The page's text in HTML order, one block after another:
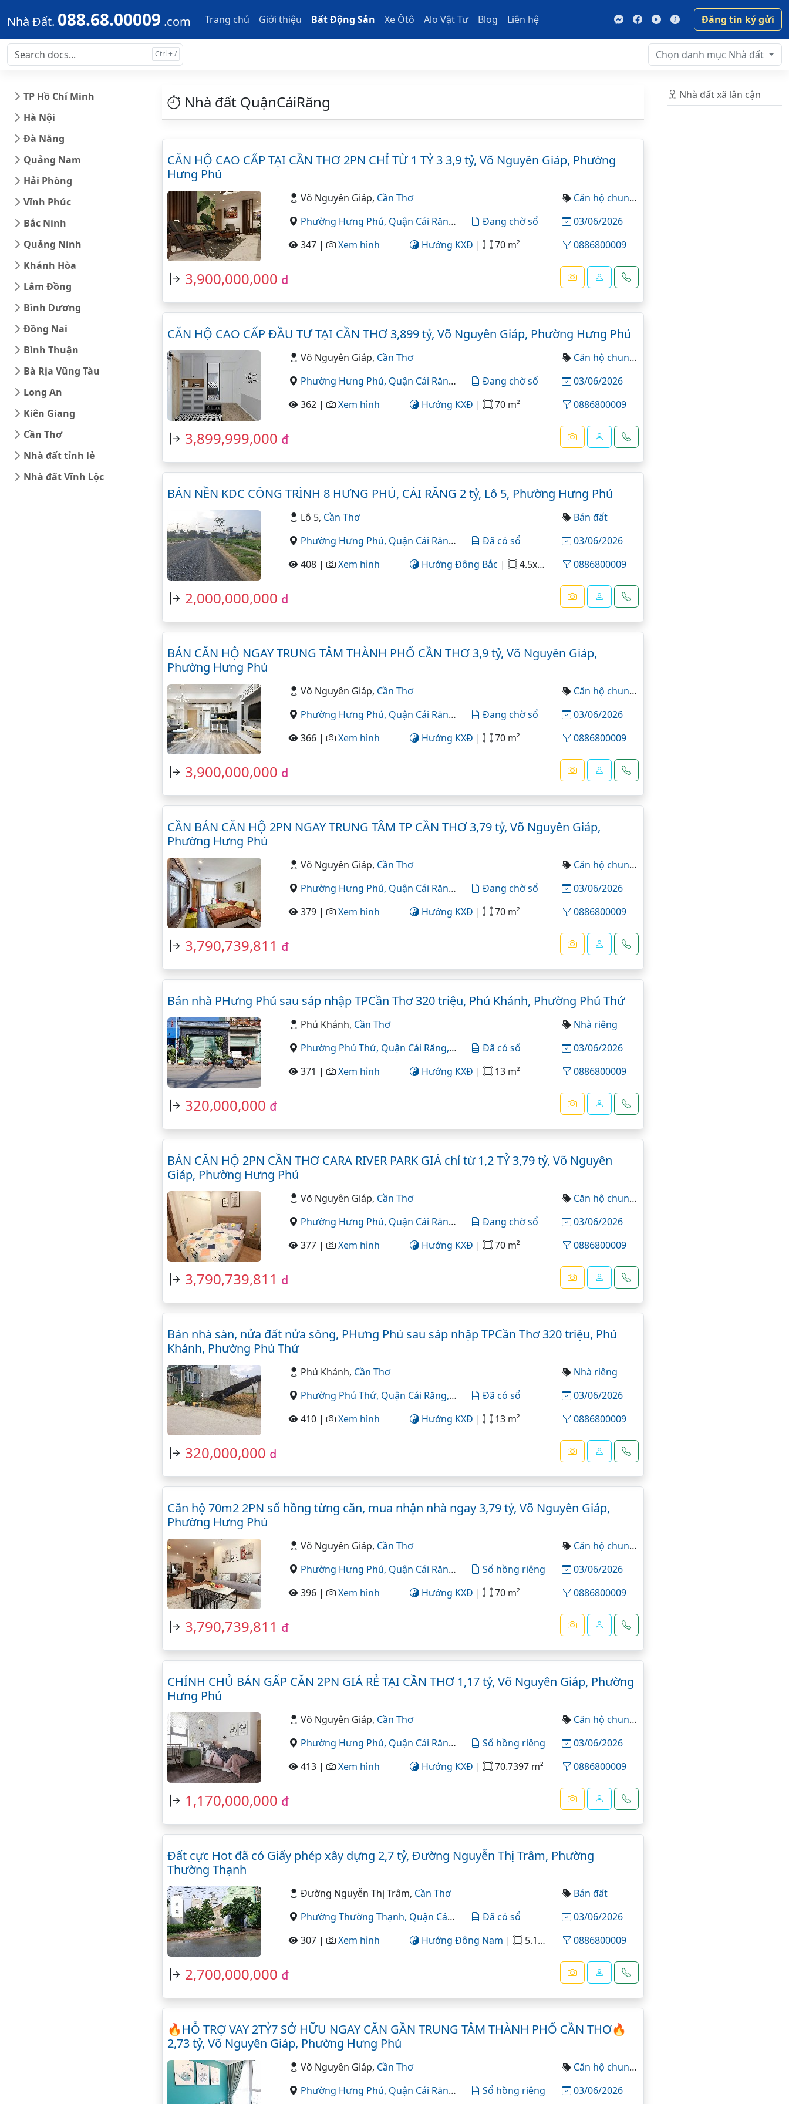
Skip to main content Skip to docs navigation
Nhà Đất. 088.68.00009 .com Trang chủ Giới thiệu Bất Động Sản Xe Ôtô Alo Vật Tư Blog Liên hệ Đăng tin ký gửi
Chọn danh mục Nhà đất
TP Hồ Chí Minh
Hà Nội
Đà Nẵng
Quảng Nam
Hải Phòng
Vĩnh Phúc
Bắc Ninh
Quảng Ninh
Khánh Hòa
Lâm Đồng
Bình Dương
Đồng Nai
Bình Thuận
Bà Rịa Vũng Tàu
Long An
Kiên Giang
Cần Thơ
Nhà đất tỉnh lẻ
Nhà đất Vĩnh Lộc
Nhà đất QuậnCáiRăng
CĂN HỘ CAO CẤP TẠI CẦN THƠ 2PN CHỈ TỪ 1 TỶ 3 3,9 tỷ, Võ Nguyên Giáp, Phường
Hưng Phú
Võ Nguyên Giáp, Cần Thơ
Căn hộ chung cư
Phường Hưng Phú, Quận Cái Răng, Cần ThơĐang chờ sổ
03/06/2026
347 |
Xem hình Hướng KXĐ | 70 m² 0886800009
3,900,000,000 đ
CĂN HỘ CAO CẤP ĐẦU TƯ TẠI CẦN THƠ 3,899 tỷ, Võ Nguyên Giáp, Phường Hưng Phú
Võ Nguyên Giáp, Cần Thơ
Căn hộ chung cư
Phường Hưng Phú, Quận Cái Răng, Cần ThơĐang chờ sổ
03/06/2026
362 |
Xem hình Hướng KXĐ | 70 m² 0886800009
3,899,999,000 đ
BÁN NỀN KDC CÔNG TRÌNH 8 HƯNG PHÚ, CÁI RĂNG 2 tỷ, Lô 5, Phường Hưng Phú
Lô 5, Cần Thơ
Bán đất
Phường Hưng Phú, Quận Cái Răng, Cần ThơĐã có sổ
03/06/2026
408 |
Xem hình Hướng Đông Bắc | 4.5x18.8999=85.25 m² 0886800009
2,000,000,000 đ
BÁN CĂN HỘ NGAY TRUNG TÂM THÀNH PHỐ CẦN THƠ 3,9 tỷ, Võ Nguyên Giáp,
Phường Hưng Phú
Võ Nguyên Giáp, Cần Thơ
Căn hộ chung cư
Phường Hưng Phú, Quận Cái Răng, Cần ThơĐang chờ sổ
03/06/2026
366 |
Xem hình Hướng KXĐ | 70 m² 0886800009
3,900,000,000 đ
CẦN BÁN CĂN HỘ 2PN NGAY TRUNG TÂM TP CẦN THƠ 3,79 tỷ, Võ Nguyên Giáp,
Phường Hưng Phú
Võ Nguyên Giáp, Cần Thơ
Căn hộ chung cư
Phường Hưng Phú, Quận Cái Răng, Cần ThơĐang chờ sổ
03/06/2026
379 |
Xem hình Hướng KXĐ | 70 m² 0886800009
3,790,739,811 đ
Bán nhà PHưng Phú sau sáp nhập TPCần Thơ 320 triệu, Phú Khánh, Phường Phú Thứ
Phú Khánh, Cần Thơ
Nhà riêng
Phường Phú Thứ, Quận Cái Răng, Cần ThơĐã có sổ
03/06/2026
371 |
Xem hình Hướng KXĐ | 13 m² 0886800009
320,000,000 đ
BÁN CĂN HỘ 2PN CẦN THƠ CARA RIVER PARK GIÁ chỉ từ 1,2 TỶ 3,79 tỷ, Võ Nguyên
Giáp, Phường Hưng Phú
Võ Nguyên Giáp, Cần Thơ
Căn hộ chung cư
Phường Hưng Phú, Quận Cái Răng, Cần ThơĐang chờ sổ
03/06/2026
377 |
Xem hình Hướng KXĐ | 70 m² 0886800009
3,790,739,811 đ
Bán nhà sàn, nửa đất nửa sông, PHưng Phú sau sáp nhập TPCần Thơ 320 triệu, Phú
Khánh, Phường Phú Thứ
Phú Khánh, Cần Thơ
Nhà riêng
Phường Phú Thứ, Quận Cái Răng, Cần ThơĐã có sổ
03/06/2026
410 |
Xem hình Hướng KXĐ | 13 m² 0886800009
320,000,000 đ
Căn hộ 70m2 2PN sổ hồng từng căn, mua nhận nhà ngay 3,79 tỷ, Võ Nguyên Giáp,
Phường Hưng Phú
Võ Nguyên Giáp, Cần Thơ
Căn hộ chung cư
Phường Hưng Phú, Quận Cái Răng, Cần ThơSổ hồng riêng
03/06/2026
396 |
Xem hình Hướng KXĐ | 70 m² 0886800009
3,790,739,811 đ
CHÍNH CHỦ BÁN GẤP CĂN 2PN GIÁ RẺ TẠI CẦN THƠ 1,17 tỷ, Võ Nguyên Giáp, Phường
Hưng Phú
Võ Nguyên Giáp, Cần Thơ
Căn hộ chung cư
Phường Hưng Phú, Quận Cái Răng, Cần ThơSổ hồng riêng
03/06/2026
413 |
Xem hình Hướng KXĐ | 70.7397 m² 0886800009
1,170,000,000 đ
Đất cực Hot đã có Giấy phép xây dựng 2,7 tỷ, Đường Nguyễn Thị Trâm, Phường
Thường Thạnh
Đường Nguyễn Thị Trâm, Cần Thơ
Bán đất
Phường Thường Thạnh, Quận Cái Răng, Cần Thơ
Đã có sổ
03/06/2026
307 |
Xem hình Hướng Đông Nam | 5.15x35=180 m² 0886800009
2,700,000,000 đ
🔥HỖ TRỢ VAY 2TỶ7 SỞ HỮU NGAY CĂN GẦN TRUNG TÂM THÀNH PHỐ CẦN THƠ🔥
2,73 tỷ, Võ Nguyên Giáp, Phường Hưng Phú
Võ Nguyên Giáp, Cần Thơ
Căn hộ chung cư
Phường Hưng Phú, Quận Cái Răng, Cần ThơSổ hồng riêng 03/06/2026
Nhà đất xã lân cận